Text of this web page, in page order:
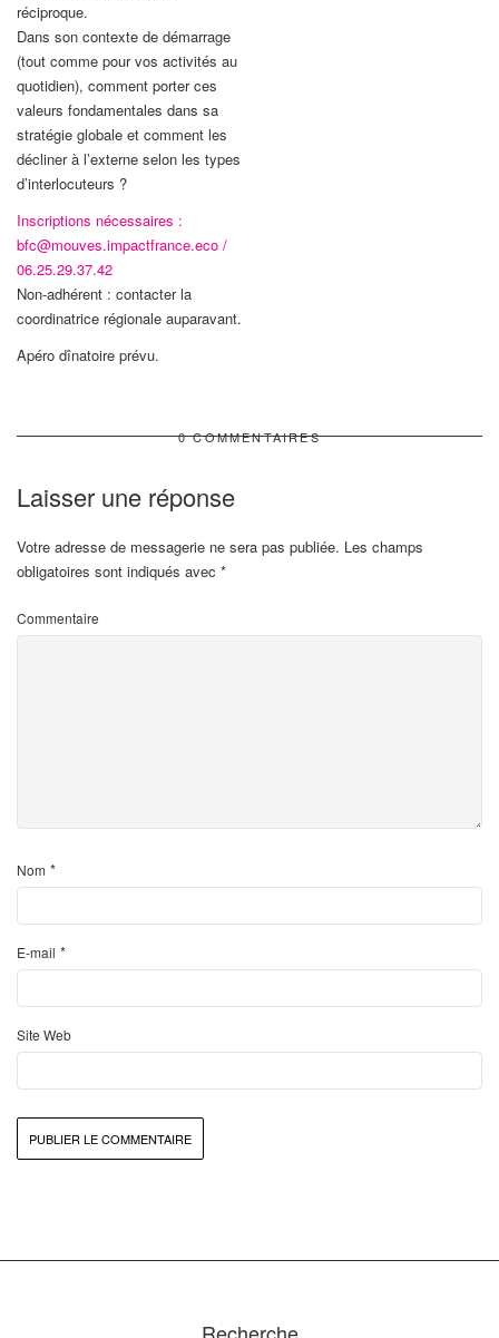
réciproque.
Dans son contexte de démarrage
(tout comme pour vos activités au
quotidien), comment porter ces
valeurs fondamentales dans sa
stratégie globale et comment les
décliner à l’externe selon les types
d’interlocuteurs ?
Inscriptions nécessaires :
bfc@mouves.impactfrance.eco /
06.25.29.37.42
Non-adhérent : contacter la
coordinatrice régionale auparavant.
Apéro dînatoire prévu.
0 COMMENTAIRES
Laisser une réponse
Votre adresse de messagerie ne sera pas publiée. Les champs
obligatoires sont indiqués avec *
Commentaire
Nom *
E-mail *
Site Web